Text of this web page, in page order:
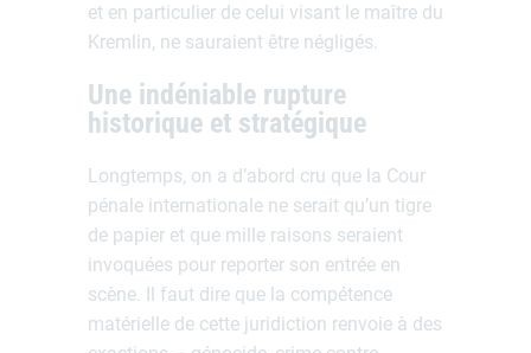
et en particulier de celui visant le maître du
Kremlin, ne sauraient être négligés.
Une indéniable rupture
historique et stratégique
Longtemps, on a d’abord cru que la Cour
pénale internationale ne serait qu’un tigre
de papier et que mille raisons seraient
invoquées pour reporter son entrée en
scène. Il faut dire que la compétence
matérielle de cette juridiction renvoie à des